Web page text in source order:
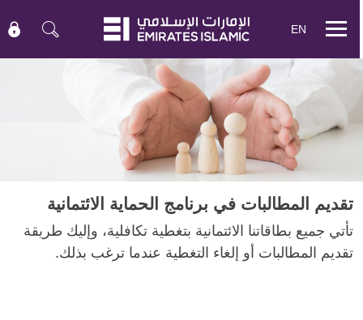
Mobile
EN
تقديم المطالبات في برنامج الحماية الائتمانية
تأتي جميع بطاقاتنا الائتمانية بتغطية تكافلية، وإليك طريقة
تقديم المطالبات أو إلغاء التغطية عندما ترغب بذلك.